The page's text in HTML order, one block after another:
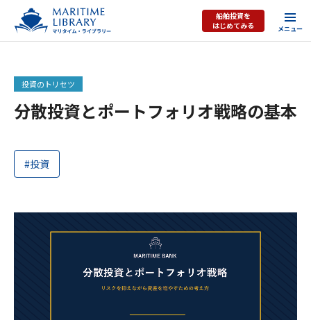
船舶投資を
はじめてみる
投資のトリセツ
分散投資とポートフォリオ戦略の基本
#投資